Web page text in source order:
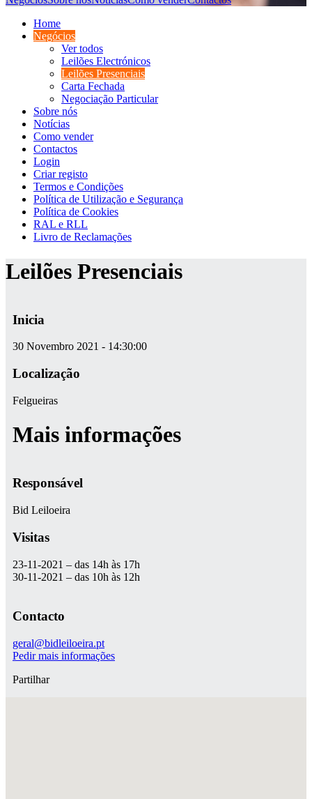
Home
Negócios
Ver todos
Leilões Electrónicos
Leilões Presenciais
Carta Fechada
Negociação Particular
Sobre nós
Notícias
Como vender
Contactos
Login
Criar registo
Termos e Condições
Política de Utilização e Segurança
Política de Cookies
RAL e RLL
Livro de Reclamações
Leilões Presenciais
Inicia
30 Novembro 2021 - 14:30:00
Localização
Felgueiras
Mais informações
Responsável
Bid Leiloeira
Visitas
23-11-2021 – das 14h às 17h
30-11-2021 – das 10h às 12h
Contacto
geral@bidleiloeira.pt
Pedir mais informações
Partilhar